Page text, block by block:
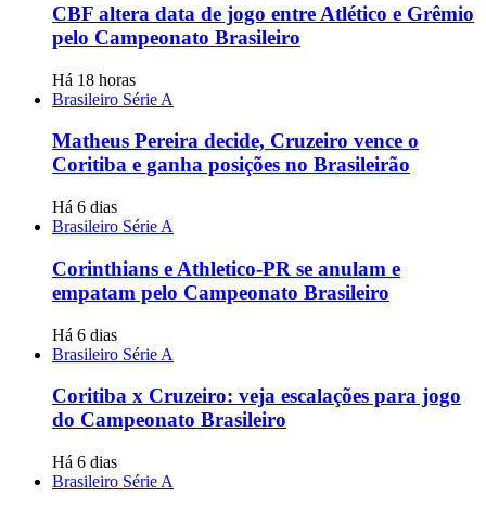
CBF altera data de jogo entre Atlético e Grêmio
pelo Campeonato Brasileiro
Há 18 horas
Brasileiro Série A
Matheus Pereira decide, Cruzeiro vence o
Coritiba e ganha posições no Brasileirão
Há 6 dias
Brasileiro Série A
Corinthians e Athletico-PR se anulam e
empatam pelo Campeonato Brasileiro
Há 6 dias
Brasileiro Série A
Coritiba x Cruzeiro: veja escalações para jogo
do Campeonato Brasileiro
Há 6 dias
Brasileiro Série A